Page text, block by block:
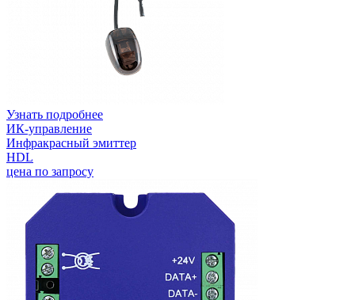
Узнать подробнее
ИК-управление
Инфракрасный эмиттер
HDL
цена по запросу